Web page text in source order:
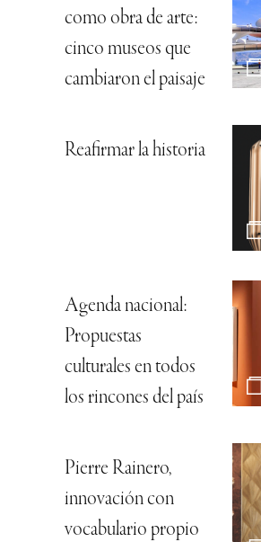
como obra de arte:
cinco museos que
cambiaron el paisaje
Reafirmar la historia
Agenda nacional:
Propuestas
culturales en todos
los rincones del país
Pierre Rainero,
innovación con
vocabulario propio